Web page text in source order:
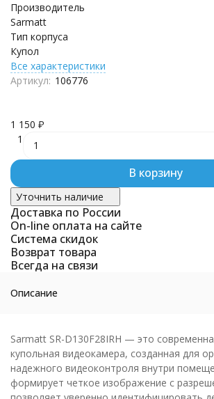
Производитель
Sarmatt
Тип корпуса
Купол
Все характеристики
Артикул: 106776
1 150 ₽
1
В корзину
Уточнить наличие
Доставка по России
On-line оплата на сайте
Система скидок
Возврат товара
Всегда на связи
Описание
Sarmatt SR-D130F28IRH — это
купольная видеокамера, созданная для
надежного видеоконтроля внутри
формирует четкое изображение с